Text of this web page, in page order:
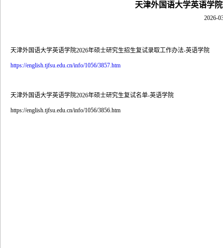
天津外国语大学英语学
2026-
天津外国语大学英语学院2026年硕士研究生招生复试录取工作办法-英语学院
https://english.tjfsu.edu.cn/info/1056/3857.htm
天津外国语大学英语学院2026年硕士研究生复试名单-英语学院
https://english.tjfsu.edu.cn/info/1056/3856.htm